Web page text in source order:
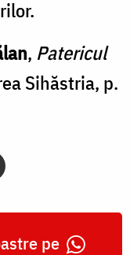
, Patericul
Sihăstria, p.
pe